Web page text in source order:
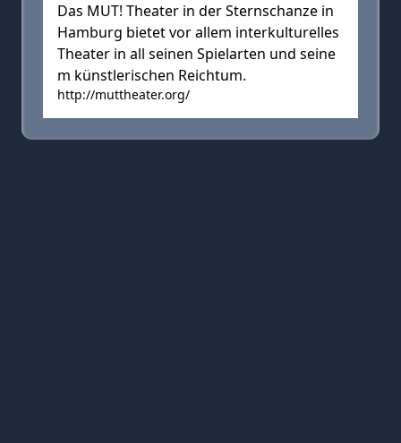
Das MUT! Theater in der Sternschanze in
Hamburg bietet vor allem interkulturelles
Theater in all seinen Spielarten und seine
m künstlerischen Reichtum.
http://muttheater.org/